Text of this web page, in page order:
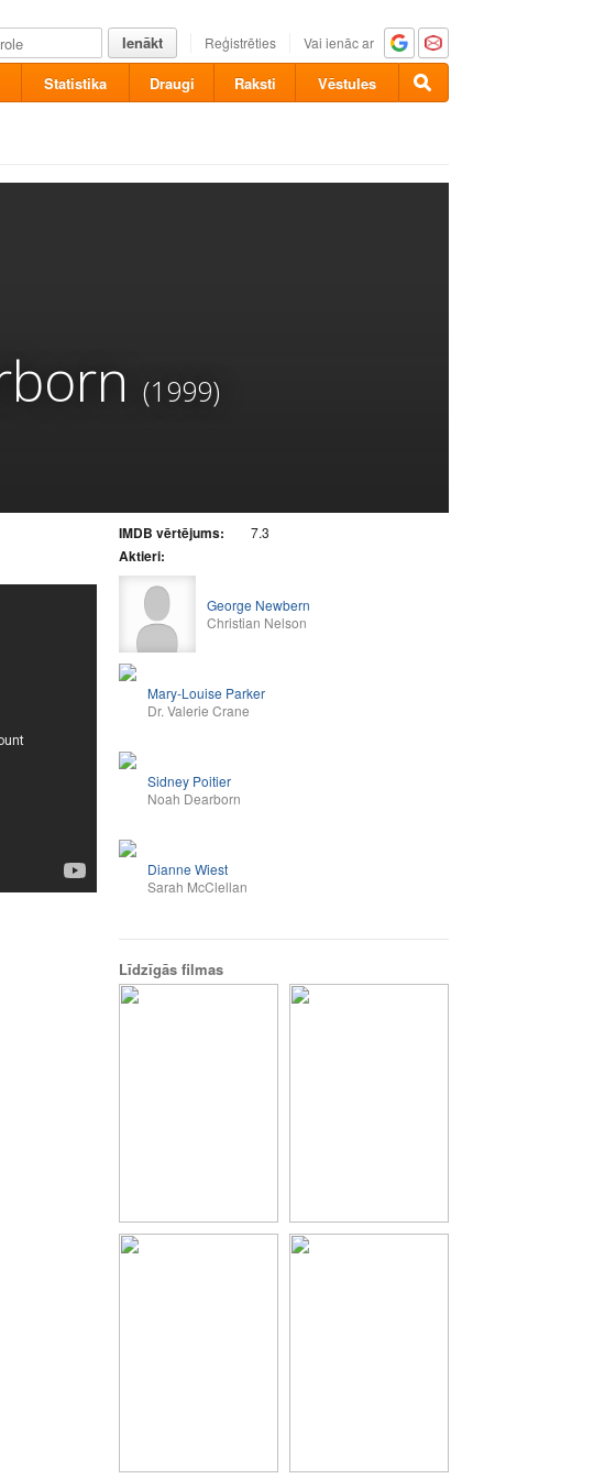
Ienākt Reģistrēties Vai ienāc ar
Statistika Draugi Raksti Vēstules
(1999)
IMDB vērtējums: 7.3
Aktieri:
George Newbern
Christian Nelson
Mary-Louise Parker
Dr. Valerie Crane
Sidney Poitier
Noah Dearborn
Dianne Wiest
Sarah McClellan
Līdzīgās filmas